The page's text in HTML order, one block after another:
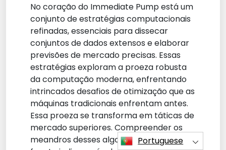
No coração do Immediate Pump está um
conjunto de estratégias computacionais
refinadas, essenciais para dissecar
conjuntos de dados extensos e elaborar
previsões de mercado precisas. Essas
estratégias exploram a proeza robusta
da computação moderna, enfrentando
intrincados desafios de otimização que as
máquinas tradicionais enfrentam antes.
Essa proeza se transforma em táticas de
mercado superiores. Compreender os
meandros desses algoritmos é uma
Portuguese